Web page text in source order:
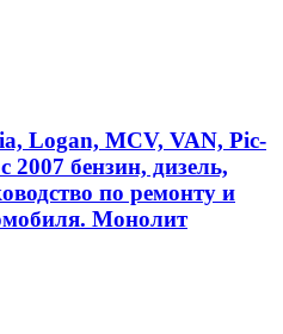
Logan, MCV, VAN, Pic-
2007 бензин, дизель,
по ремонту и
Монолит